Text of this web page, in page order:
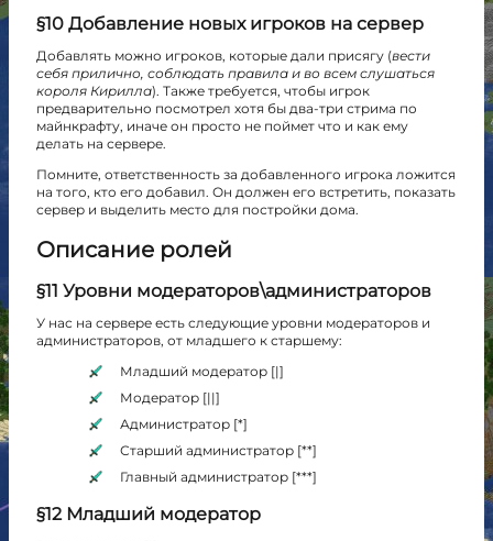
§10 Добавление новых игроков на сервер
Добавлять можно игроков, которые дали присягу (вести
себя прилично, соблюдать правила и во всем слушаться
короля Кирилла). Также требуется, чтобы игрок
предварительно посмотрел хотя бы два-три стрима по
майнкрафту, иначе он просто не поймет что и как ему
делать на сервере.
Помните, ответственность за добавленного игрока ложится
на того, кто его добавил. Он должен его встретить, показать
сервер и выделить место для постройки дома.
Описание ролей
§11 Уровни модераторов\администраторов
У нас на сервере есть следующие уровни модераторов и
администраторов, от младшего к старшему:
Младший модератор [|]
Модератор [||]
Администратор [*]
Старший администратор [**]
Главный администратор [***]
§12 Младший модератор